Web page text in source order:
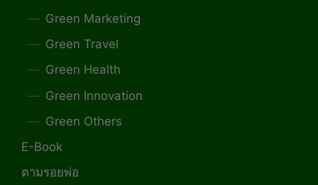
Green Marketing
Green Travel
Green Health
Green Innovation
Green Others
E-Book
ตามรอยพ่อ